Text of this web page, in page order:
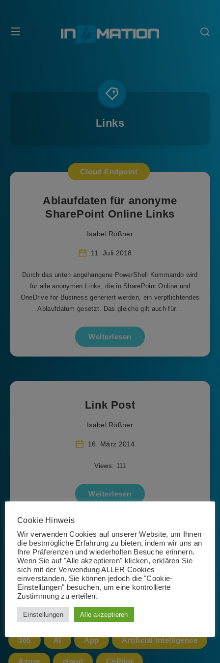
Links
Cloud Endpoint
Ablaufdaten für anonyme
SharePoint Online Links
Isabel Rößner
11. Juli 2018
Durch das unten angehangene PowerShell Kommando wird
für alle anonymen Links, die in SharePoint Online und
OneDrive for Business generiert werden, ein verpflichtendes
Ablaufdatum gesetzt. Das gleiche gilt auch für…
Weiterlesen
Link Post
Isabel Rößner
16. März 2014
Views: 111
Weiterlesen
Seite 1 von 1
Schlagwörter
365 AI App Artificial Intelligence
Azure cloud CoPilot
Cookie Hinweis
Wir verwenden Cookies auf unserer Website, um Ihnen
die bestmögliche Erfahrung zu bieten, indem wir uns an
Ihre Präferenzen und wiederholten Besuche erinnern.
Wenn Sie auf "Alle akzeptieren" klicken, erklären Sie
sich mit der Verwendung ALLER Cookies
einverstanden. Sie können jedoch die "Cookie-
Einstellungen" besuchen, um eine kontrollierte
Zustimmung zu erteilen.
Einstellungen Alle akzeptieren